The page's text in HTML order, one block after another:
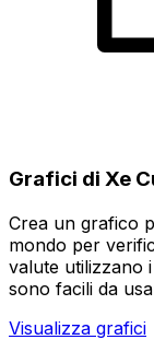
Grafici di Xe
Crea un grafico
mondo per
valute utilizzano
sono facili da
Visualizza grafici